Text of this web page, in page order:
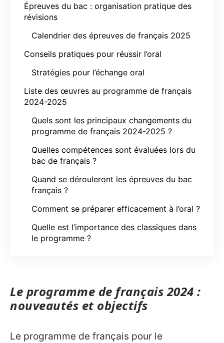
Épreuves du bac : organisation pratique des
révisions
Calendrier des épreuves de français 2025
Conseils pratiques pour réussir l’oral
Stratégies pour l’échange oral
Liste des œuvres au programme de français
2024-2025
Quels sont les principaux changements du
programme de français 2024-2025 ?
Quelles compétences sont évaluées lors du
bac de français ?
Quand se dérouleront les épreuves du bac
français ?
Comment se préparer efficacement à l’oral ?
Quelle est l’importance des classiques dans
le programme ?
Le programme de français 2024 :
nouveautés et objectifs
Le programme de français pour le